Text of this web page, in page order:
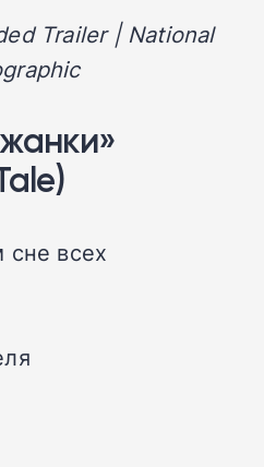
Trailer | National
всех